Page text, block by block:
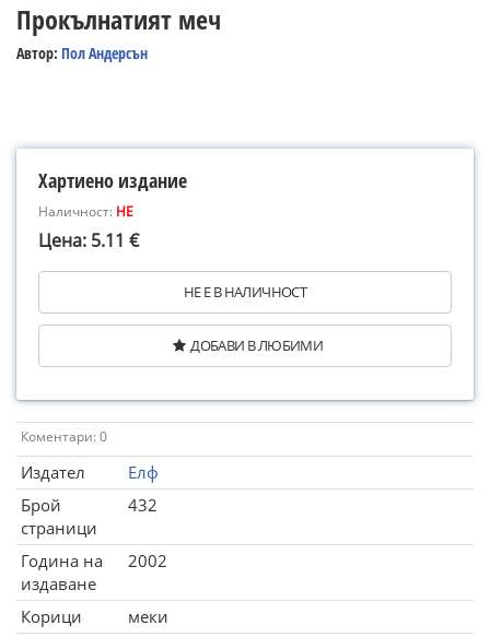
Прокълнатият меч
Автор: Пол Андерсън
Хартиено издание
Наличност: НЕ
Цена: 5.11 €
НЕ Е В НАЛИЧНОСТ
ДОБАВИ В ЛЮБИМИ
Коментари: 0
Издател
Елф
Брой
страници
432
Година на
издаване
2002
Корици
меки